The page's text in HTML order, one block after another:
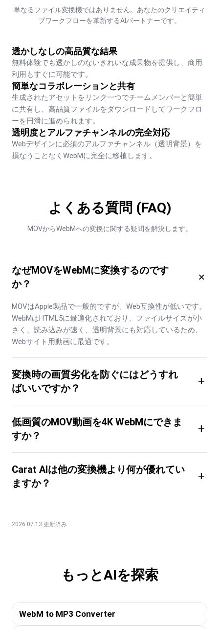
単なるファイル変換機ではありません。あなたのクリエイティ
ブワークフローを革新するAIパートナーです。
透かしなしの高品質な結果
無料体験でも透かしのないきれいな成果物を提供し、商用
利用もすぐに可能です。
簡単なコラボレーションと共有
生成されたアセットをリンク一つでチームメンバーと簡単
に共有し、高品質ファイルをダウンロードしてワークフロ
ーを円滑に進められます。
透明度とアルファチャンネルの完全対応
Webデザインに必須のアルファチャンネル（透明背景）を
損なうことなくWebMに完全に移植します。
よくある質問 (FAQ)
MOVからWebMへの変換に関する疑問を解決します。
なぜMOVをWebMに変換するのです
か？
×
MOVはApple製品で一般的ですが、Web互換性が低いです。
WebMはHTML5に最適化されており、ファイルサイズが小
さく、読み込みが速く、透明背景にも対応しているため、
Webサイト用動画に最適です。
変換時の画質劣化を防ぐにはどうすれ
ばいいですか？
+
低画質のMOV動画を4K WebMにできま
すか？
+
Carat AIは他の変換機より何が優れてい
ますか？
+
2026.07.13 更新済み
もっとAIを探索
WebM to MP3 Converter